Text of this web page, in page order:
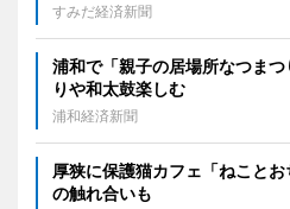
すみだ経済新聞
浦和で「親子の居場所なつま
りや和太鼓楽しむ
浦和経済新聞
厚狭に保護猫カフェ「ねこと
の触れ合いも